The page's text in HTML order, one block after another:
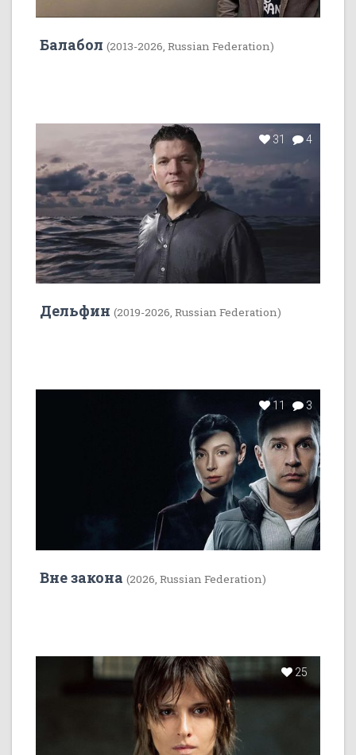
Балабол (2013-2026, Russian Federation)
31 4
Дельфин (2019-2026, Russian Federation)
11 3
Вне закона (2026, Russian Federation)
25